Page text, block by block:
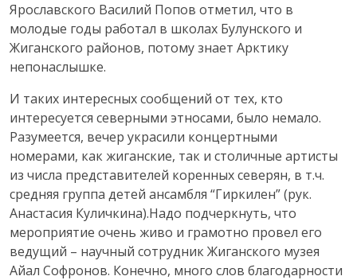
Ярославского Василий Попов отметил, что в
молодые годы работал в школах Булунского и
Жиганского районов, потому знает Арктику
непонаслышке.
И таких интересных сообщений от тех, кто
интересуется северными этносами, было немало.
Разумеется, вечер украсили концертными
номерами, как жиганские, так и столичные артисты
из числа представителей коренных северян, в т.ч.
средняя группа детей ансамбля “Гиркилен” (рук.
Анастасия Куличкина).Надо подчеркнуть, что
мероприятие очень живо и грамотно провел его
ведущий – научный сотрудник Жиганского музея
Айал Софронов. Конечно, много слов благодарности